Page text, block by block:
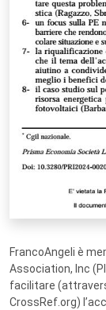
FrancoAngeli è
Association, Inc
facilitare
CrossRef.org)